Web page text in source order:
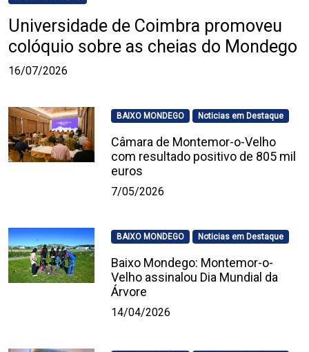
Universidade de Coimbra promoveu
colóquio sobre as cheias do Mondego
16/07/2026
BAIXO MONDEGO Noticias em Destaque
Câmara de Montemor-o-Velho
com resultado positivo de 805 mil
euros
7/05/2026
BAIXO MONDEGO Noticias em Destaque
Baixo Mondego: Montemor-o-
Velho assinalou Dia Mundial da
Árvore
14/04/2026